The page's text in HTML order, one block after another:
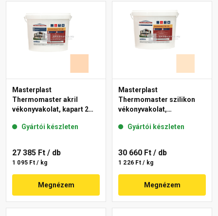
Masterplast
Thermomaster akril
vékonyvakolat, kapart 2
Gyártói készleten
27 385 Ft / db
1 095 Ft / kg
Megnézem
Masterplast
Thermomaster szilikon
vékonyvakolat,
03-E 25 kg
Gyártói készleten
30 660 Ft / db
1 226 Ft / kg
Megnézem